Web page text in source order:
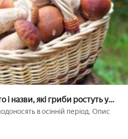
і назви, які гриби ростуть у
осені
в осінній період. Опис